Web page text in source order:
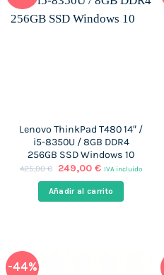
Lenovo ThinkPad T480 14″ /
i5-8350U / 8GB DDR4
256GB SSD Windows 10
425,00€
El
original
era:
249,00 €El
actual
es:
IVA incluido
Añadir al carrito
-44%